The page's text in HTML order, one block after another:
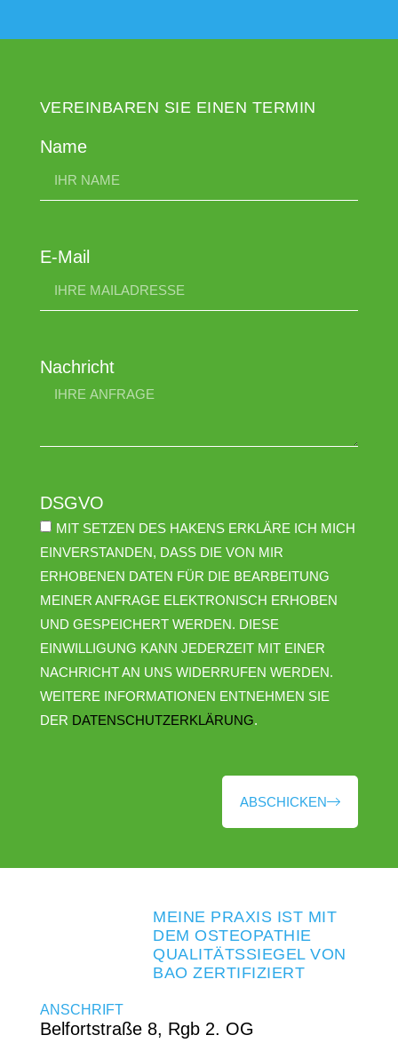
VEREINBAREN SIE EINEN TERMIN
Name
E-Mail
Nachricht
DSGVO
MIT SETZEN DES HAKENS ERKLÄRE ICH MICH
EINVERSTANDEN, DASS DIE VON MIR
ERHOBENEN DATEN FÜR DIE BEARBEITUNG
MEINER ANFRAGE ELEKTRONISCH ERHOBEN
UND GESPEICHERT WERDEN. DIESE
EINWILLIGUNG KANN JEDERZEIT MIT EINER
NACHRICHT AN UNS WIDERRUFEN WERDEN.
WEITERE INFORMATIONEN ENTNEHMEN SIE
DER DATENSCHUTZERKLÄRUNG.
ABSCHICKEN
MEINE PRAXIS IST MIT
DEM OSTEOPATHIE
QUALITÄTSSIEGEL VON
BAO ZERTIFIZIERT
ANSCHRIFT
Belfortstraße 8, Rgb 2. OG